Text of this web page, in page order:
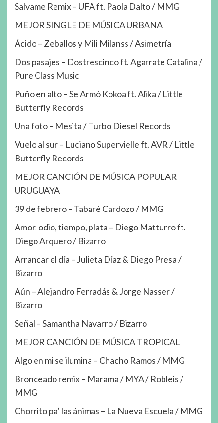
Salvame Remix – UFA ft. Paola Dalto / MMG
MEJOR SINGLE DE MÚSICA URBANA
Ácido – Zeballos y Mili Milanss / Asimetría
Dos pasajes – Dostrescinco ft. Agarrate Catalina /
Pure Class Music
Puño en alto – Se Armó Kokoa ft. Alika / Little
Butterfly Records
Una foto – Mesita / Turbo Diesel Records
Vuelo al sur – Luciano Supervielle ft. AVR / Little
Butterfly Records
MEJOR CANCIÓN DE MÚSICA POPULAR
URUGUAYA
39 de febrero – Tabaré Cardozo / MMG
Amor, odio, tiempo, plata – Diego Matturro ft.
Diego Arquero / Bizarro
Arrancar el día – Julieta Díaz & Diego Presa /
Bizarro
Aún – Alejandro Ferradás & Jorge Nasser /
Bizarro
Señal – Samantha Navarro / Bizarro
MEJOR CANCIÓN DE MÚSICA TROPICAL
Algo en mi se ilumina – Chacho Ramos / MMG
Bronceado remix – Marama / MYA / Robleis /
MMG
Chorrito pa’ las ánimas – La Nueva Escuela / MMG